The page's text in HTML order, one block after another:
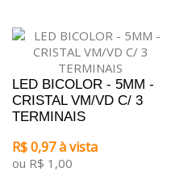
LED BICOLOR - 5MM -
CRISTAL VM/VD C/ 3
TERMINAIS
R$ 0,97 à vista
ou R$ 1,00